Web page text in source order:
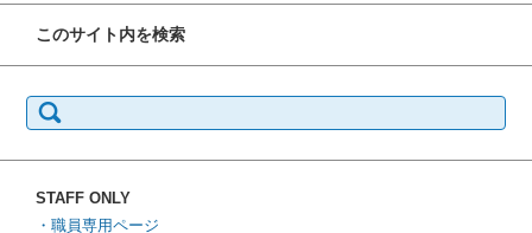
このサイト内を検索
索:
STAFF ONLY
・職員専用ページ